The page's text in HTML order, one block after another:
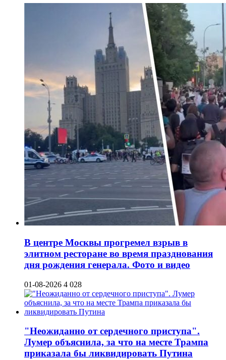
В центре Москвы прогремел взрыв в
элитном ресторане во время празднования
дня рождения генерала. Фото и видео
01-08-2026 4 028
"Неожиданно от сердечного приступа".
Лумер объяснила, за что на месте Трампа
приказала бы ликвидировать Путина